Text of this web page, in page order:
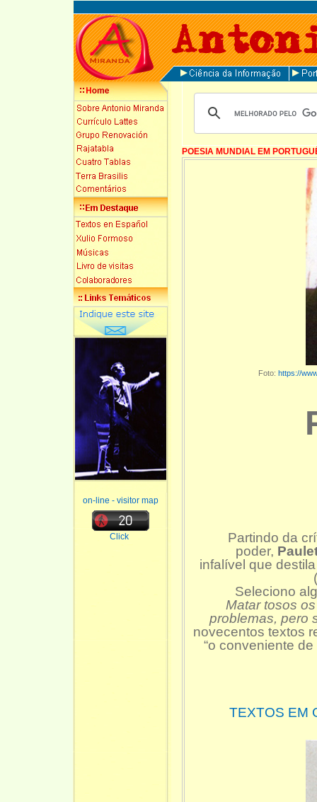
on-line - visitor map
Click
POESIA MUNDIAL EM
Foto: https://
Partindo da
poder,
infalível que
Seleciono
Matar tosos
problemas, pero
novecentos textos
“o conveniente
TEXTOS EM